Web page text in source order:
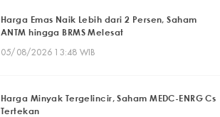
Harga Emas Naik Lebih dari 2 Persen, Saham
ANTM hingga BRMS Melesat
05/08/2026 13:48 WIB
Harga Minyak Tergelincir, Saham MEDC-ENRG Cs
Tertekan